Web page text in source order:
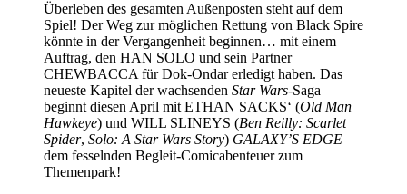
Überleben des gesamten Außenposten steht auf dem
Spiel! Der Weg zur möglichen Rettung von Black Spire
könnte in der Vergangenheit beginnen… mit einem
Auftrag, den HAN SOLO und sein Partner
CHEWBACCA für Dok-Ondar erledigt haben. Das
neueste Kapitel der wachsenden Star Wars-Saga
beginnt diesen April mit ETHAN SACKS‘ (Old Man
Hawkeye) und WILL SLINEYS (Ben Reilly: Scarlet
Spider, Solo: A Star Wars Story) GALAXY’S EDGE –
dem fesselnden Begleit-Comicabenteuer zum
Themenpark!